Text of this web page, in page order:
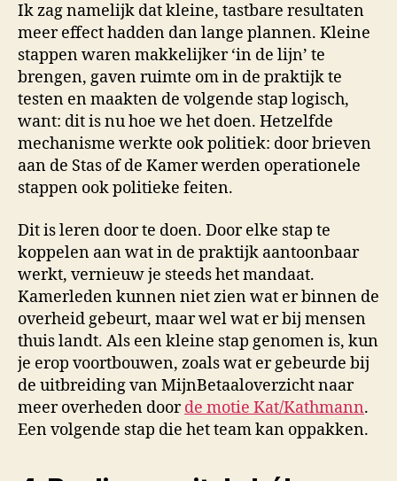
Ik zag namelijk dat kleine, tastbare resultaten
meer effect hadden dan lange plannen. Kleine
stappen waren makkelijker ‘in de lijn’ te
brengen, gaven ruimte om in de praktijk te
testen en maakten de volgende stap logisch,
want: dit is nu hoe we het doen. Hetzelfde
mechanisme werkte ook politiek: door brieven
aan de Stas of de Kamer werden operationele
stappen ook politieke feiten.
Dit is leren door te doen. Door elke stap te
koppelen aan wat in de praktijk aantoonbaar
werkt, vernieuw je steeds het mandaat.
Kamerleden kunnen niet zien wat er binnen de
overheid gebeurt, maar wel wat er bij mensen
thuis landt. Als een kleine stap genomen is, kun
je erop voortbouwen, zoals wat er gebeurde bij
de uitbreiding van MijnBetaaloverzicht naar
meer overheden doorde motie Kat/Kathmann.
Een volgende stap die het team kan oppakken.